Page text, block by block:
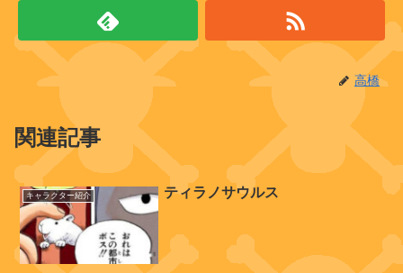
国
エ
リ
ザ
ベ
ロ
ー
Ⅱ
世
高橋
関連記事
キャラクター紹介 ティラノサウルス